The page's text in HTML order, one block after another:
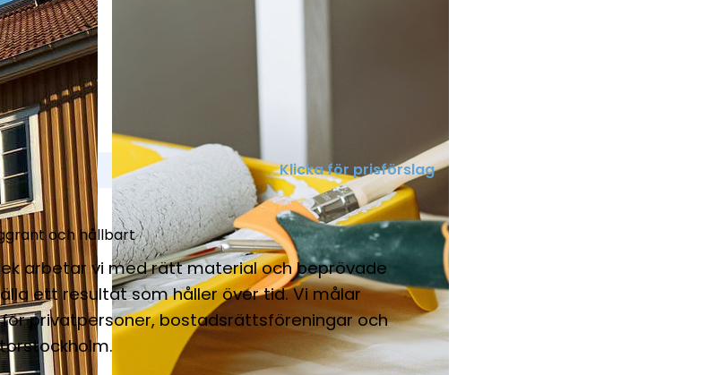
Klicka för prisförslag
och hållbart
arbetar vi med rätt material och beprövade
ett resultat som håller över tid. Vi målar
privatpersoner, bostadsrättsföreningar och